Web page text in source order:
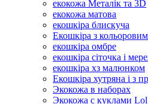
екокожа Металік та 3D
екокожа матова
екошкіра блискуча
Екошкіра з
екошкіра омбре
екошкіра сіточка і
екошкіра хз малюнком
Екошкіра хутряна і з
Экокожа в наборах
Экокожа с куклами Lol